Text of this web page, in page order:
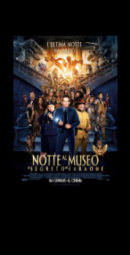
VAI ALLA SCHEDA